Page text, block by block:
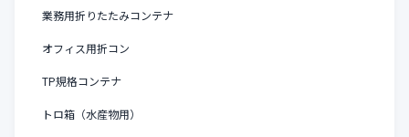
業務用折りたたみコンテナ
オフィス用折コン
TP規格コンテナ
トロ箱（水産物用）